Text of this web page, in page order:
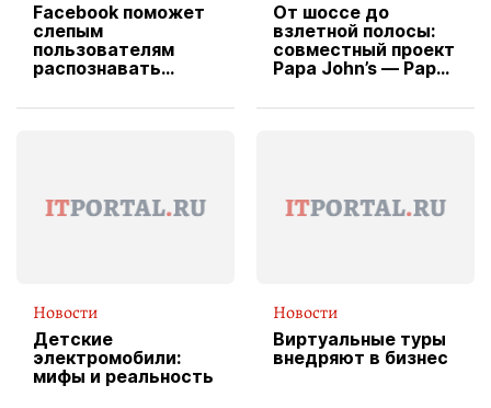
Facebook поможет
слепым
пользователям
распознавать
От шоссе до
взлетной полосы:
совместный проект
Papa John’s — Papa
вводит
Новости
Детские
электромобили:
мифы и реальность
Новости
Виртуальные туры
внедряют в бизнес